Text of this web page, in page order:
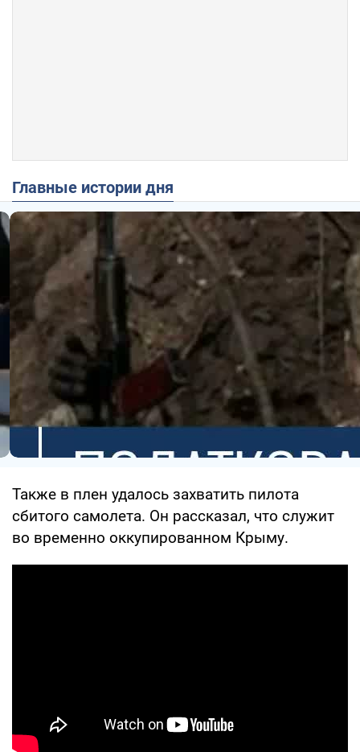
Главные истории дня
Также в плен удалось захватить пилота
сбитого самолета. Он рассказал, что служит
во временно оккупированном Крыму.